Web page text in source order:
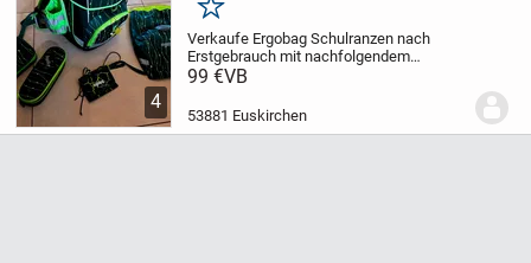
4
Merken
Verkaufe Ergobag Schulranzen nach
Erstgebrauch mit nachfolgendem
zusätzlichen Equipment:
Dinosaurier-Sticker
groß-...
99 €VB
53881 Euskirchen